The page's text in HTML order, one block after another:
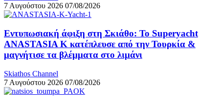
7 Αυγούστου 2026 07/08/2026
Εντυπωσιακή άφιξη στη Σκιάθο: Το Superyacht
ANASTASIA K κατέπλευσε από την Τουρκία &
μαγνήτισε τα βλέμματα στο λιμάνι
Skiathos Channel
7 Αυγούστου 2026 07/08/2026